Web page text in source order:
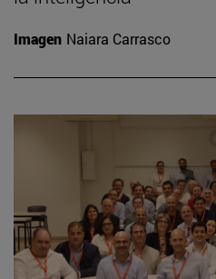
Imagen Naiara Carrasco